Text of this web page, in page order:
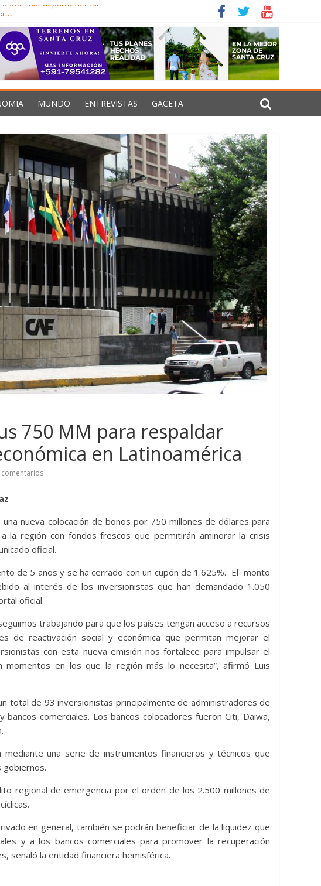
dominio departamental
acelera decisiones estructurales
descentralizar Senarecom
de vientos de guerra en Oriente Medio
MUNDO ENTREVISTAS GACETA
750 MM para respaldar
en Latinoamérica
comentarios
nueva colocación de bonos por 750 millones de dólares para
la región con fondos frescos que permitirán aminorar la crisis
oficial.
de 5 años y se ha cerrado con un cupón de 1.625%. El monto
al interés de los inversionistas que han demandado 1.050
oficial.
trabajando para que los países tengan acceso a recursos
de reactivación social y económica que permitan mejorar el
con esta nueva emisión nos fortalece para impulsar el
en los que la región más lo necesita”, afirmó Luis
total de 93 inversionistas principalmente de administradores de
comerciales. Los bancos colocadores fueron Citi, Daiwa,
una serie de instrumentos financieros y técnicos que
gobiernos.
regional de emergencia por el orden de los 2.500 millones de
en general, también se podrán beneficiar de la liquidez que
y a los bancos comerciales para promover la recuperación
señaló la entidad financiera hemisférica.
minerales llega al
y el
exige al
2026
Bolivia Energia Libre
proveedores confiables de
hidrocarburos en medio de
vientos de guerra en Oriente
29 de julio de 2026 Bolivia Energia Libre